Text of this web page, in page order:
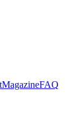
MagazineFAQ